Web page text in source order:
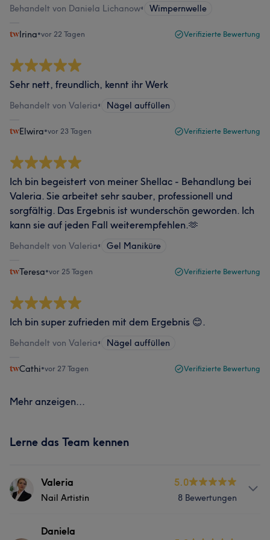
Behandelt von Daniela Lichanow• Wimpernwelle
Irina•vor 22 Tagen Verifizierte Bewertung
Sehr nett, freundlich, kennt ihr Werk
Behandelt von Valeria• Nägel auffüllen
Elwira•vor 23 Tagen Verifizierte Bewertung
Ich bin begeistert von meiner Shellac - Behandlung bei
Valeria. Sie arbeitet sehr sauber, professionell und
sorgfältig. Das Ergebnis ist wunderschön geworden. Ich
kann sie auf jeden Fall weiterempfehlen.🫶
Behandelt von Valeria• Gel Maniküre
Teresa•vor 25 Tagen Verifizierte Bewertung
Ich bin super zufrieden mit dem Ergebnis 😊.
Behandelt von Valeria• Nägel auffüllen
Cathi•vor 27 Tagen Verifizierte Bewertung
Mehr anzeigen...
Lerne das Team kennen
Valeria
Nail Artistin
5.0
8 Bewertungen
Daniela